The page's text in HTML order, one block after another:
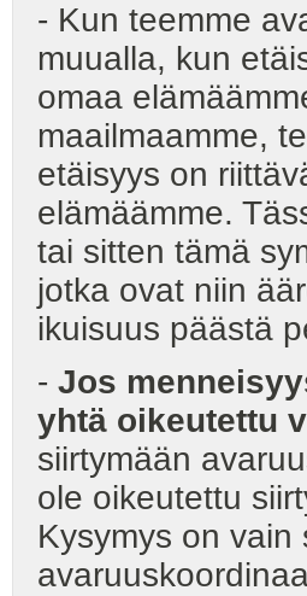
- Kun teemme
muualla, kun
omaa
maailmaamme,
etäisyys on
elämäämme.
tai sitten tämä
jotka ovat niin
ikuisuus päästä
- Jos
yhtä oikeutettu
siirtymään
ole oikeutettu
Kysymys on vain